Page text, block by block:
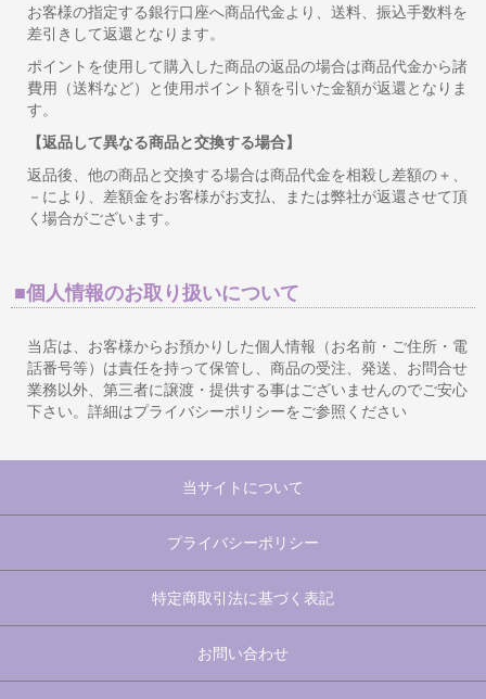
お客様の指定する銀行口座へ商品代金より、送料、振込手数料を
差引きして返還となります。
ポイントを使用して購入した商品の返品の場合は商品代金から諸
費用（送料など）と使用ポイント額を引いた金額が返還となりま
す。
【返品して異なる商品と交換する場合】
返品後、他の商品と交換する場合は商品代金を相殺し差額の＋、
－により、差額金をお客様がお支払、または弊社が返還させて頂
く場合がございます。
■個人情報のお取り扱いについて
当店は、お客様からお預かりした個人情報（お名前・ご住所・電
話番号等）は責任を持って保管し、商品の受注、発送、お問合せ
業務以外、第三者に譲渡・提供する事はございませんのでご安心
下さい。詳細はプライバシーポリシーをご参照ください
当サイトについて
プライバシーポリシー
特定商取引法に基づく表記
お問い合わせ